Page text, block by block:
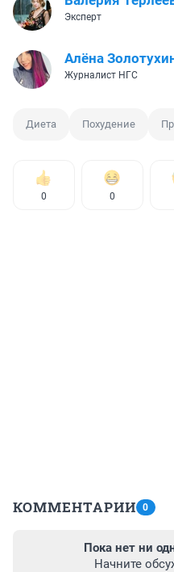
Эксперт
Алёна
Журналист НГС
Диета Похудение
0 0
КОММЕНТАРИИ 0
Пока нет ни
Начните